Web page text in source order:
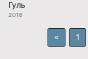
Гуль
2018
« 1